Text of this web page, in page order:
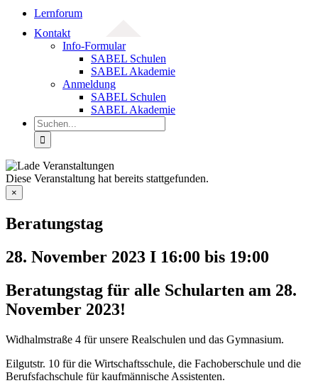
Lernforum
Kontakt
Info-Formular
SABEL Schulen
SABEL Akademie
Anmeldung
SABEL Schulen
SABEL Akademie
Suche
nach:
Diese Veranstaltung hat bereits stattgefunden.
×
Beratungstag
28. November 2023 I 16:00 bis 19:00
Beratungstag für alle Schularten am 28.
November 2023!
Widhalmstraße 4 für unsere Realschulen und das Gymnasium.
Eilgutstr. 10 für die Wirtschaftsschule, die Fachoberschule und die
Berufsfachschule für kaufmännische Assistenten.